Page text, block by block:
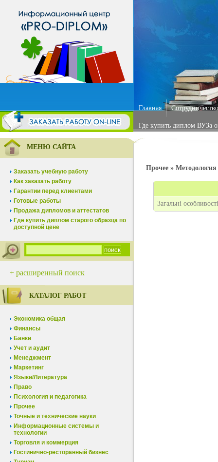
Главная
Где купить диплом ВУЗа
МЕНЮ САЙТА
Заказать учебную работу
Как заказать работу
Гарантии перед клиентами
Готовые работы
Продажа дипломов и аттестатов
Где купить диплом старого образца по
доступной цене
+ расширенный поиск
КАТАЛОГ РАБОТ
Экономика общая
Финансы
Банки
Учет и аудит
Менеджмент
Маркетинг
Языки/Литература
Право
Психология и педагогика
Прочее
Точные и технические науки
Информационные системы и
технологии
Торговля и коммерция
Гостинично-ресторанный бизнес
Прочее »
Загальні